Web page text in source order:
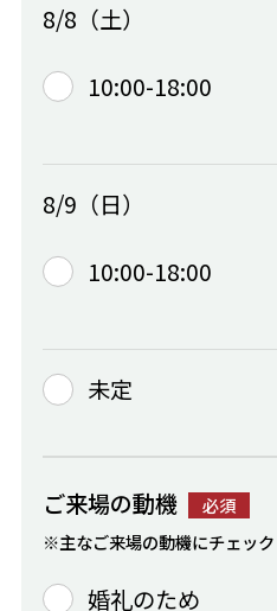
8/8（土）
10:00-18:00
8/9（日）
10:00-18:00
未定
ご来場の動機
必須
※主なご来場の動機にチェッ
婚礼のため